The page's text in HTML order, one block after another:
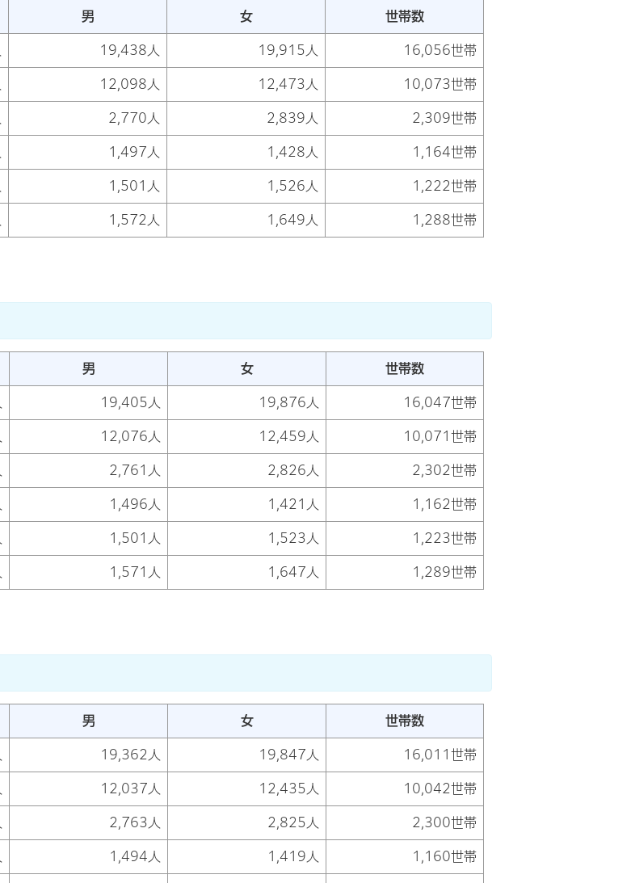
男 女 世帯数
19,438人 19,915人 16,056世帯
12,098人 12,473人 10,073世帯
2,770人 2,839人 2,309世帯
1,497人 1,428人 1,164世帯
1,501人 1,526人 1,222世帯
1,572人 1,649人 1,288世帯
男 女 世帯数
19,405人 19,876人 16,047世帯
12,076人 12,459人 10,071世帯
2,761人 2,826人 2,302世帯
1,496人 1,421人 1,162世帯
1,501人 1,523人 1,223世帯
1,571人 1,647人 1,289世帯
男 女 世帯数
19,362人 19,847人 16,011世帯
12,037人 12,435人 10,042世帯
2,763人 2,825人 2,300世帯
1,494人 1,419人 1,160世帯